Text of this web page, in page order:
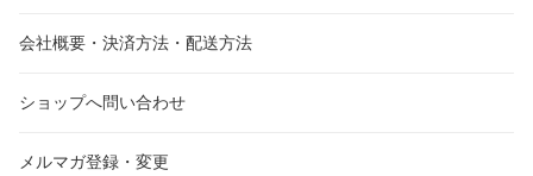
会社概要・決済方法・配送方法
ショップへ問い合わせ
メルマガ登録・変更